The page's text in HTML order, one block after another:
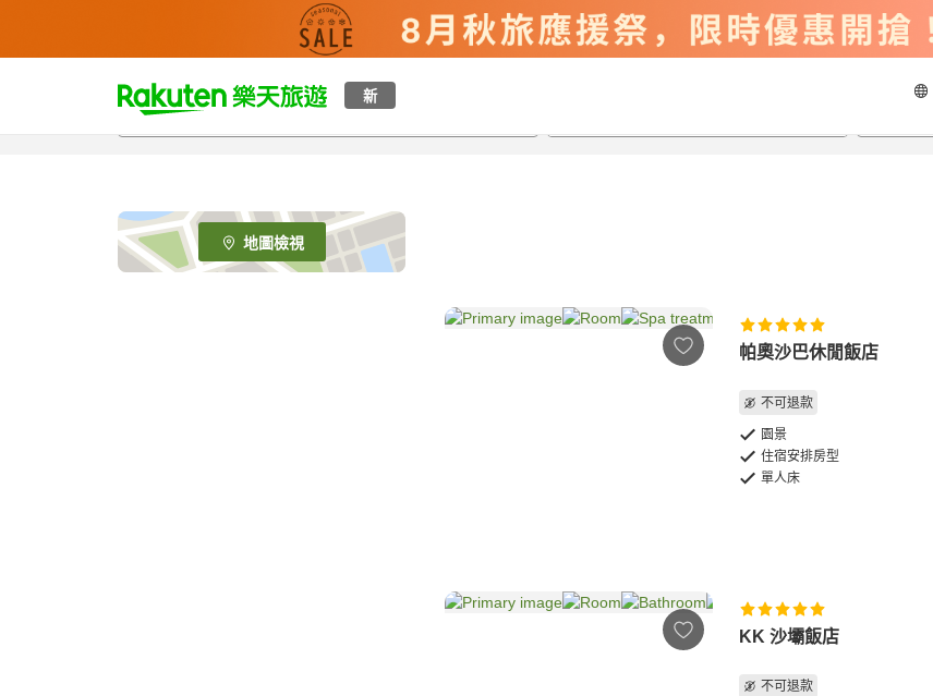
新
t
p
e
_
s
地圖檢視
帕奧沙巴休閒飯店
不可退款
園景
住宿安排房型
單人床
KK 沙壩飯店
不可退款